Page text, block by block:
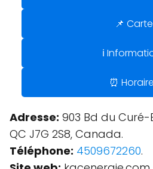
📌 Carte
ℹ️
⏰
Adresse: 903 Bd du Curé-
QC J7G 2S8, Canada.
Téléphone: 4509672260.